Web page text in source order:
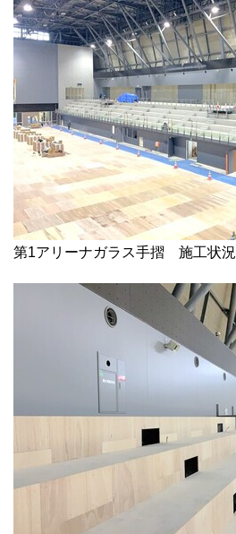
第1アリーナガラス手摺 施工状況